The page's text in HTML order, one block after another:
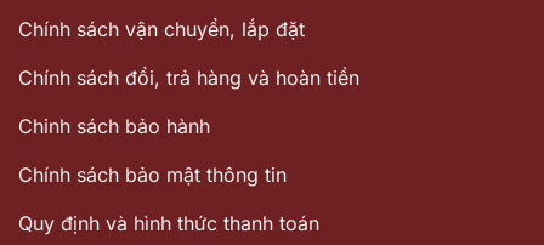
Chính sách vận chuyển, lắp đặt
Chính sách đổi, trả hàng và hoàn tiền
Chinh sách bảo hành
Chính sách bảo mật thông tin
Quy định và hình thức thanh toán